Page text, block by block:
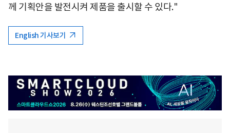
께 기획안을 발전시켜 제품을 출시할 수 있다."
English 기사보기